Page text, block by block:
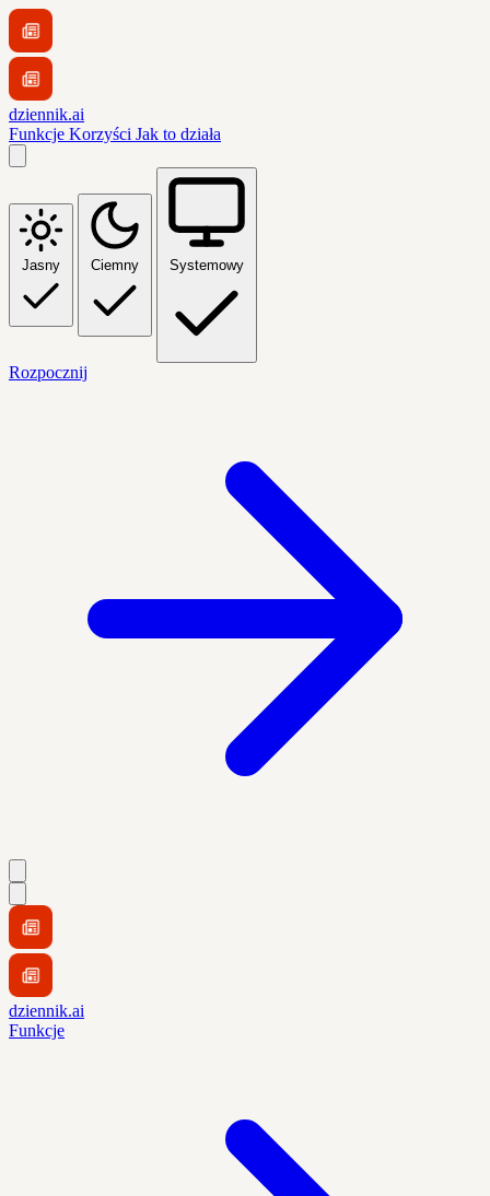
dziennik.ai
Funkcje Korzyści Jak to działa
Jasny Ciemny Systemowy
Rozpocznij
dziennik.ai
Funkcje